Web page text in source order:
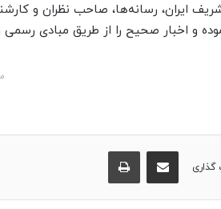
ایران، رسانه‌ها، صاحب نظران و
و اخبار صحیح را از طریق مبادی رسمی
گذاری